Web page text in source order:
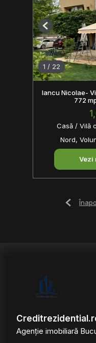
1 / 22
Previous
Iancu Nicolae-
772
Casă / Vilă
Nord,
Vezi
Agenție imobiliară